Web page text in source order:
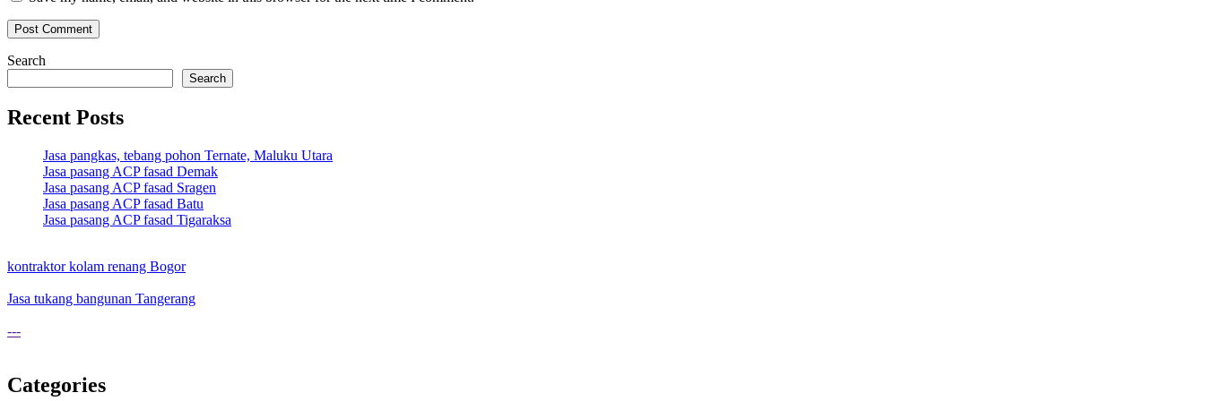
Search
Search
Recent Posts
Jasa pangkas, tebang pohon Ternate, Maluku Utara
Jasa pasang ACP fasad Demak
Jasa pasang ACP fasad Sragen
Jasa pasang ACP fasad Batu
Jasa pasang ACP fasad Tigaraksa
kontraktor kolam renang Bogor
Jasa tukang bangunan Tangerang
---
Categories